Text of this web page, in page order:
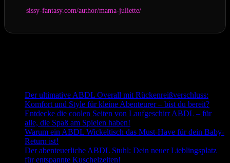
sissy-fantasy.com/author/mama-juliette/
Der ultimative ABDL Overall mit Rückenreißverschluss:
Komfort und Style für kleine Abenteurer – bist du bereit?
Entdecke die coolen Seiten von Laufgeschirr ABDL – für
alle, die Spaß am Spielen haben!
Warum ein ABDL Wickeltisch das Must-Have für dein Baby-
Return ist!
Der abenteuerliche ABDL Stuhl: Dein neuer Lieblingsplatz
für entspannte Kuschelzeiten!